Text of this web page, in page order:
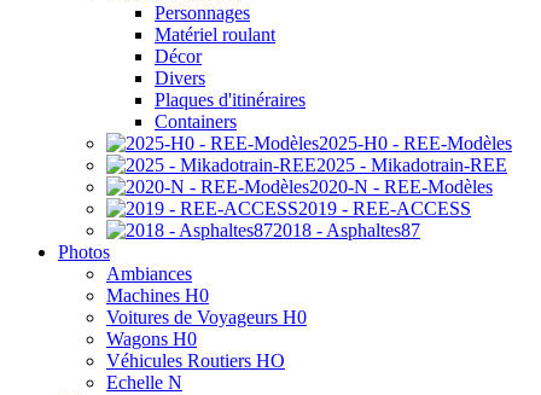
Personnages
Matériel roulant
Décor
Divers
Plaques d'itinéraires
Containers
2025-H0 - REE-Modèles
2025 - Mikadotrain-REE
2020-N - REE-Modèles
2019 - REE-ACCESS
2018 - Asphaltes87
Photos
Ambiances
Machines H0
Voitures de Voyageurs H0
Wagons H0
Véhicules Routiers HO
Echelle N